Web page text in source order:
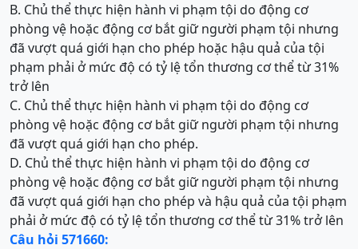
B. Chủ thể thực hiện hành vi phạm tội do động cơ
phòng vệ hoặc động cơ bắt giữ người phạm tội nhưng
đã vượt quá giới hạn cho phép hoặc hậu quả của tội
phạm phải ở mức độ có tỷ lệ tổn thương cơ thể từ 31%
trở lên
C. Chủ thể thực hiện hành vi phạm tội do động cơ
phòng vệ hoặc động cơ bắt giữ người phạm tội nhưng
đã vượt quá giới hạn cho phép.
D. Chủ thể thực hiện hành vi phạm tội do động cơ
phòng vệ hoặc động cơ bắt giữ người phạm tội nhưng
đã vượt quá giới hạn cho phép và hậu quả của tội phạm
phải ở mức độ có tỷ lệ tổn thương cơ thể từ 31% trở lên
Câu hỏi 571660: